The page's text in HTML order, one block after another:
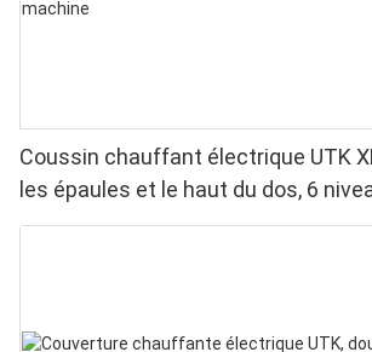
Coussin chauffant électrique UTK
les épaules et le haut du dos, 6
lavable en machine